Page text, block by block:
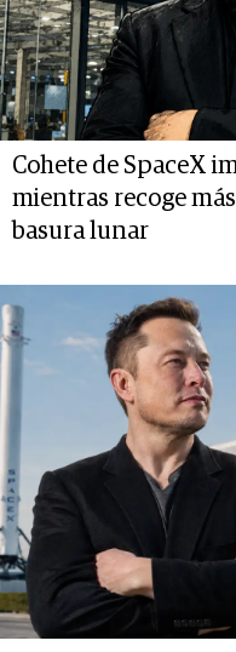
Cohete de SpaceX
mientras recoge
basura lunar